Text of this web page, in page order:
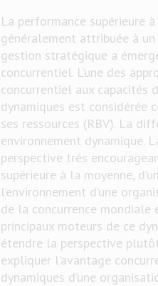
La performance supérieure
généralement attribuée à
gestion stratégique a
concurrentiel. L’une des
concurrentiel aux capacités
dynamiques est considérée
ses ressources (RBV). La
environnement dynamique.
perspective très
supérieure à la moyenne,
l’environnement d’une
de la concurrence
principaux moteurs de ce
étendre la perspective
expliquer l’avantage
dynamiques d’une